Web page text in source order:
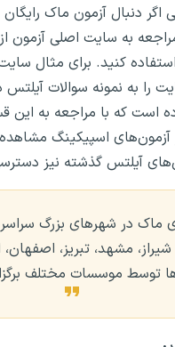
دنبال آزمون ماک
به سایت اصلی آزمون
را به نمونه سوالات
است که با مراجعه به این
آزمون‌های اسپیکینگ
آیلتس گذشته نیز
ماک در شهرهای بزرگ سراسر
شیراز، مشهد، تبریز، اصفهان،
توسط موسسات مختلف